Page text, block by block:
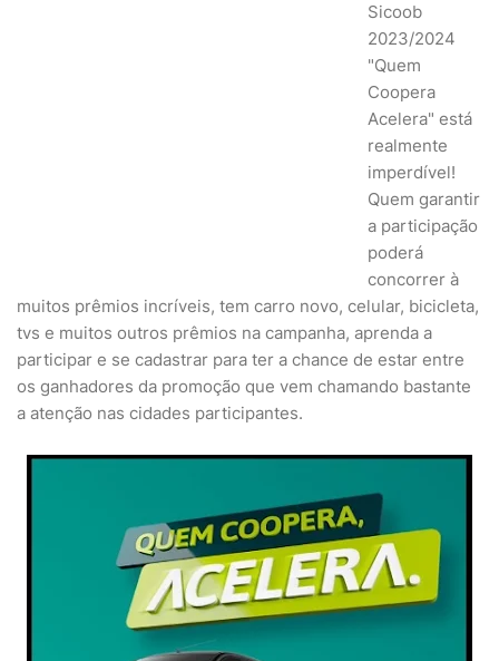
Sicoob
2023/2024
"Quem
Coopera
Acelera" está
realmente
imperdível!
Quem garantir
a participação
poderá
concorrer à
muitos prêmios incríveis, tem carro novo, celular, bicicleta,
tvs e muitos outros prêmios na campanha, aprenda a
participar e se cadastrar para ter a chance de estar entre
os ganhadores da promoção que vem chamando bastante
a atenção nas cidades participantes.